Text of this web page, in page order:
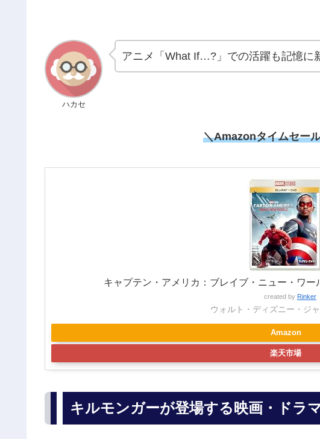
ハカセ
アニメ「What If…?」での活躍も記憶に
＼Amazonタイムセー
キャプテン・アメリカ：ブレイブ・ニュー・ワ
created by Rinker
ウォルト・ディズニー・ジ
Amazon
楽天市場
キルモンガーが登場する映画・ドラ